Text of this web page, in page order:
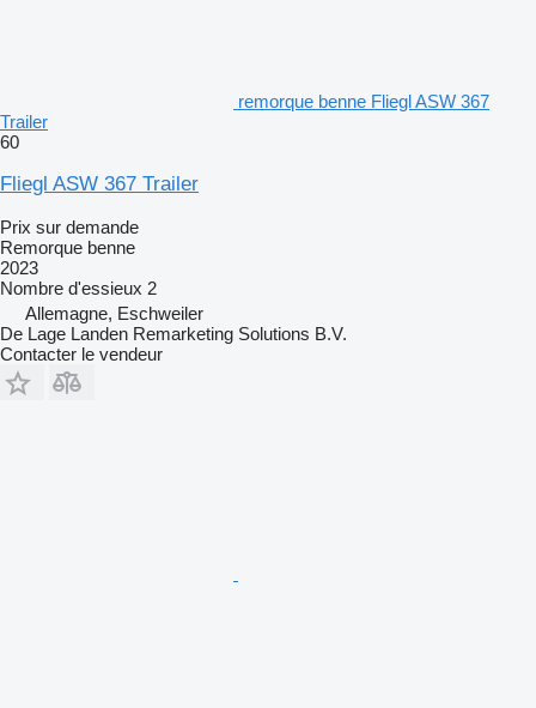
remorque benne Fliegl ASW 367
Trailer
60
Fliegl ASW 367 Trailer
Prix sur demande
Remorque benne
2023
Nombre d'essieux 2
Allemagne, Eschweiler
De Lage Landen Remarketing Solutions B.V.
Contacter le vendeur